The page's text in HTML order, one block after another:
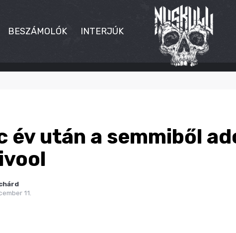
BESZÁMOLÓK INTERJÚK
év után a semmiből
11.